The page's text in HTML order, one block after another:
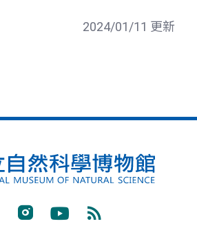
2024/01/11 更新